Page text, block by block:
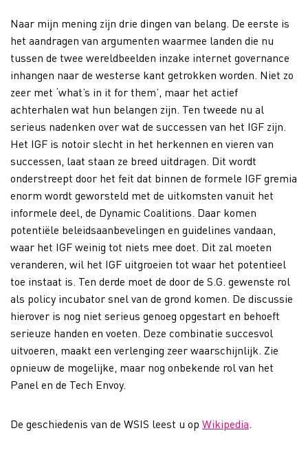
Naar mijn mening zijn drie dingen van belang. De eerste is
het aandragen van argumenten waarmee landen die nu
tussen de twee wereldbeelden inzake internet governance
inhangen naar de westerse kant getrokken worden. Niet zo
zeer met ‘what’s in it for them’, maar het actief
achterhalen wat hun belangen zijn. Ten tweede nu al
serieus nadenken over wat de successen van het IGF zijn.
Het IGF is notoir slecht in het herkennen en vieren van
successen, laat staan ze breed uitdragen. Dit wordt
onderstreept door het feit dat binnen de formele IGF gremia
enorm wordt geworsteld met de uitkomsten vanuit het
informele deel, de Dynamic Coalitions. Daar komen
potentiële beleidsaanbevelingen en guidelines vandaan,
waar het IGF weinig tot niets mee doet. Dit zal moeten
veranderen, wil het IGF uitgroeien tot waar het potentieel
toe instaat is. Ten derde moet de door de S.G. gewenste rol
als policy incubator snel van de grond komen. De discussie
hierover is nog niet serieus genoeg opgestart en behoeft
serieuze handen en voeten. Deze combinatie succesvol
uitvoeren, maakt een verlenging zeer waarschijnlijk. Zie
opnieuw de mogelijke, maar nog onbekende rol van het
Panel en de Tech Envoy.
De geschiedenis van de WSIS leest u op Wikipedia